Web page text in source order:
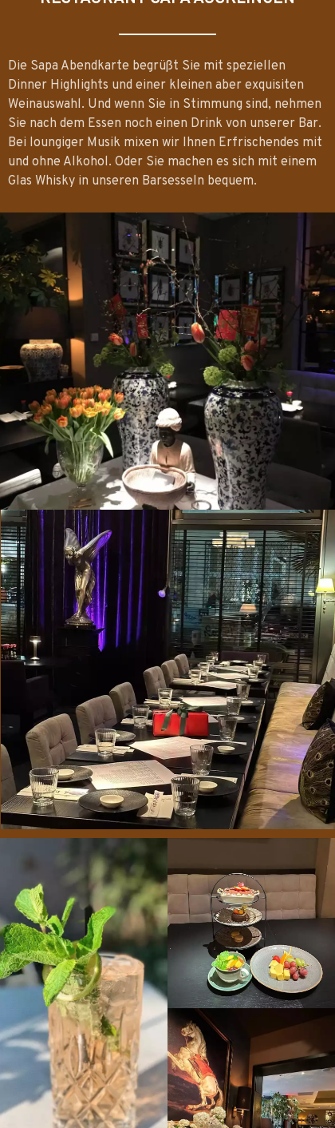
Die Sapa Abendkarte begrüßt Sie mit speziellen
Dinner Highlights und einer kleinen aber exquisiten
Weinauswahl. Und wenn Sie in Stimmung sind, nehmen
Sie nach dem Essen noch einen Drink von unserer Bar.
Bei loungiger Musik mixen wir Ihnen Erfrischendes mit
und ohne Alkohol. Oder Sie machen es sich mit einem
Glas Whisky in unseren Barsesseln bequem.